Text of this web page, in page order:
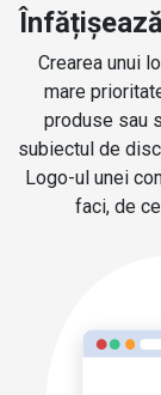
Crearea unui
mare
produse sau
subiectul de
Logo-ul unei
faci, de